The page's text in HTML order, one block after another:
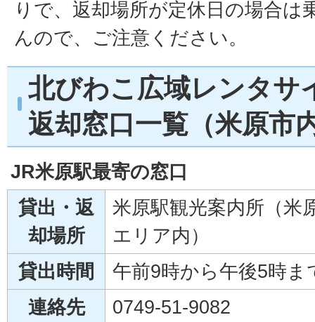
りで、返却場所が定休日の場合は
んので、ご注意ください。
北びわこ広域レンタサ
返却窓口一覧（米原市
JR米原駅最寄の窓口
貸出・返
却場所
米原駅観光案内所（米
エリア内）
貸出時間
午前9時から午後5時ま
連絡先
0749-51-9082